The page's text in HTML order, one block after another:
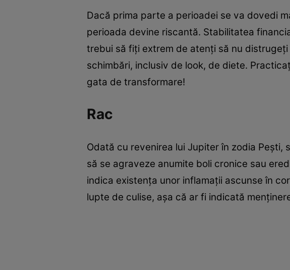
Dacă prima parte a perioadei se va dovedi
perioada devine riscantă. Stabilitatea
trebui să fiți extrem de atenți să nu
schimbări, inclusiv de look, de diete.
gata de transformare!
Rac
Odată cu revenirea lui Jupiter în zodia
să se agraveze anumite boli cronice sau
indica existența unor inflamații ascunse în
lupte de culise, așa că ar fi indicată